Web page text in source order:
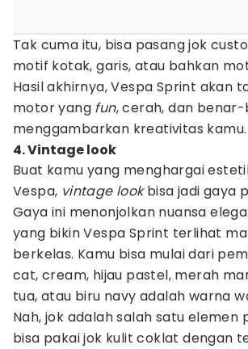
Tak cuma itu, bisa pasang jok
motif kotak, garis, atau bahkan
Hasil akhirnya, Vespa Sprint akan
motor yang fun, cerah, dan
menggambarkan kreativitas kamu.
4. Vintage look
Buat kamu yang menghargai
Vespa, vintage lookbisa jadi gaya
Gaya ini menonjolkan nuansa
yang bikin Vespa Sprint terlihat
berkelas. Kamu bisa mulai dari
cat, cream, hijau pastel, merah
tua, atau biru navy adalah warna
Nah, jok adalah salah satu elemen
bisa pakai jok kulit coklat dengan